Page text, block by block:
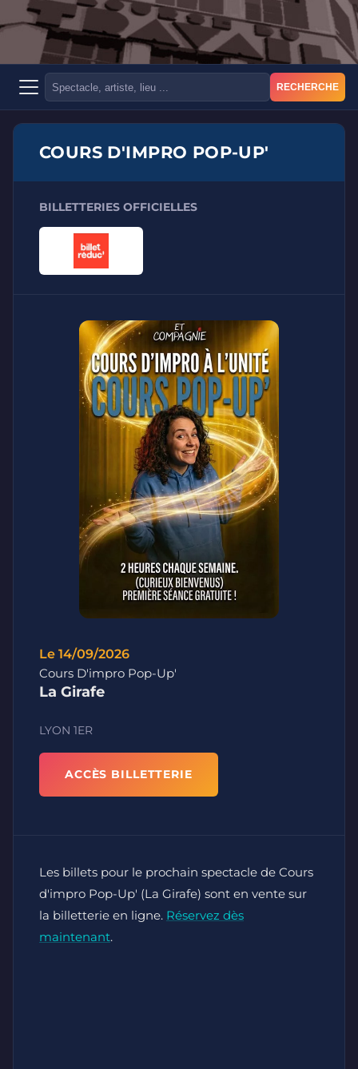
RECHERCHE
COURS D'IMPRO POP-UP'
BILLETTERIES OFFICIELLES
Le 14/09/2026
Cours D'impro Pop-Up'
La Girafe
LYON 1ER
ACCÈS BILLETTERIE
Les billets pour le prochain spectacle de Cours
d'impro Pop-Up' (La Girafe) sont en vente sur
la billetterie en ligne. Réservez dès
maintenant.